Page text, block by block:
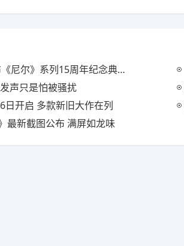
尔》系列15周年纪念典藏套装
声只是怕被骚扰
日开启 多款新旧大作在列
最新截图公布 满屏如龙味